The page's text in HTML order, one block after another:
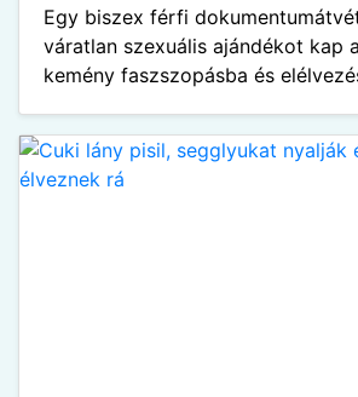
Egy biszex férfi
váratlan szexuális ajándékot kap
kemény faszszopásba és